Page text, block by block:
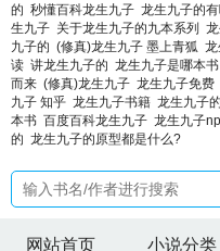
的 秒懂百科龙生九子 龙生九子的
生九子 关于龙生九子的九本系列
九子的 (修真)龙生九子 墨上青狐
读 讲龙生九子的 龙生九子是哪本书
而来 (修真)龙生九子 龙生九子免费
九子 知乎 龙生九子书籍 龙生九子
本书 百度百科龙生九子 龙生九子
的 龙生九子的原型都是什么?
网站首页 小说分类